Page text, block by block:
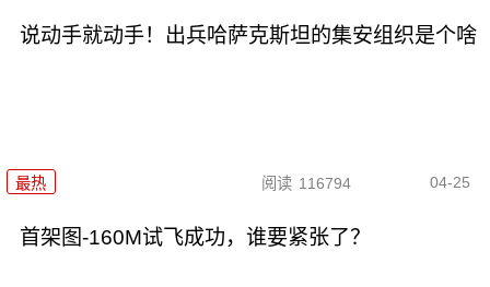
说动手就动手！出兵哈萨克斯坦的集安组织是个啥
最热 阅读 116794 04-25
首架图-160M试飞成功，谁要紧张了？